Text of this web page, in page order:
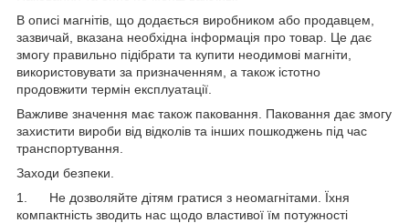
В описі магнітів, що додається виробником або продавцем,
зазвичай, вказана необхідна інформація про товар. Це дає
змогу правильно підібрати та купити неодимові магніти,
використовувати за призначенням, а також істотно
продовжити термін експлуатації.
Важливе значення має також паковання. Паковання дає змогу
захистити вироби від відколів та інших пошкоджень під час
транспортування.
Заходи безпеки.
1. Не дозволяйте дітям гратися з неомагнітами. Їхня
компактність зводить нас щодо властивої їм потужності